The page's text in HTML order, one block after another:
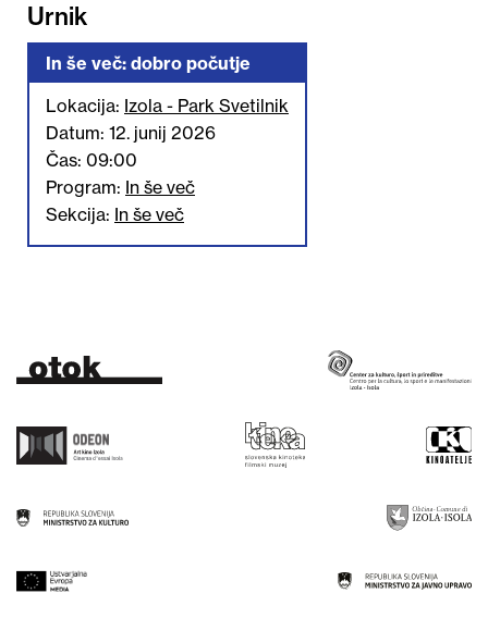
Urnik
In še več: dobro počutje
Lokacija: Izola - Park Svetilnik
Datum: 12. junij 2026
Čas: 09:00
Program: In še več
Sekcija: In še več